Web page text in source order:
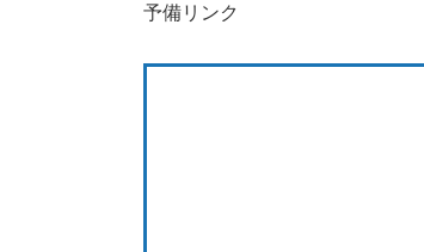
予備リンク